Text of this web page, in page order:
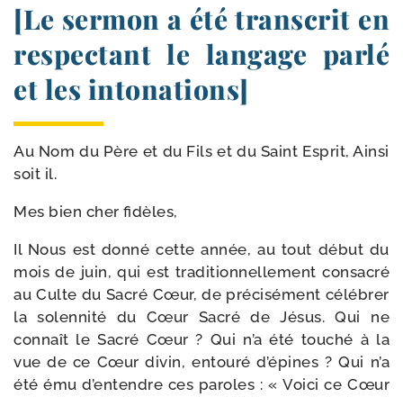
[Le sermon a été transcrit en
respectant le langage parlé
et les intonations]
Au Nom du Père et du Fils et du Saint Esprit, Ainsi
soit il.
Mes bien cher fidèles,
Il Nous est don­né cette année, au tout début du
mois de juin, qui est tra­di­tion­nel­le­ment consa­cré
au Culte du Sacré Cœur, de pré­ci­sé­ment célé­brer
la solen­ni­té du Cœur Sacré de Jésus. Qui ne
connaît le Sacré Cœur ? Qui n’a été tou­ché à la
vue de ce Cœur divin, entou­ré d’épines ? Qui n’a
été ému d’entendre ces paroles : « Voici ce Cœur